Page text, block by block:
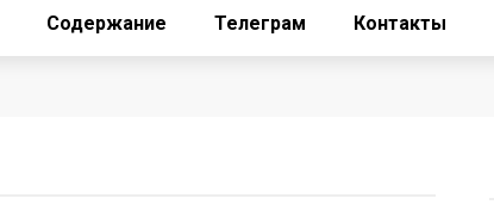
Содержание Телеграм Контакты